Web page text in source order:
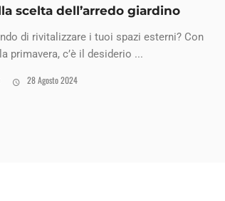
scelta dell’arredo giardino
di rivitalizzare i tuoi spazi esterni? Con
primavera, c’è il desiderio ...
28 Agosto 2024